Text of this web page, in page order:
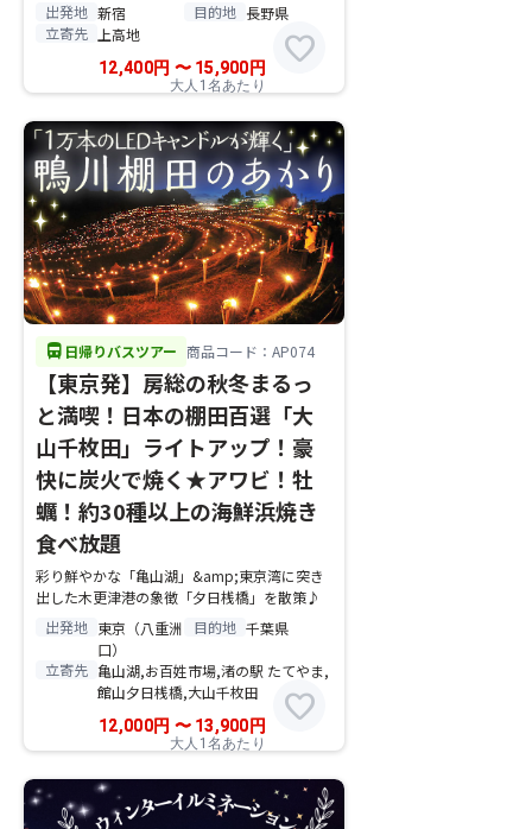
出発地 新宿 目的地 長野県
立寄先
上高地
12,400円 〜15,900 円
大人1名あたり
favorite
directions_bus 日帰りバスツアー 商品コード：AP074
【東京発】房総の秋冬まるっ
と満喫！日本の棚田百選「大
山千枚田」ライトアップ！豪
快に炭火で焼く★アワビ！牡
蠣！約30種以上の海鮮浜焼き
食べ放題
彩り鮮やかな「亀山湖」&amp;東京湾に突き
出した木更津港の象徴「夕日桟橋」を散策♪
出発地 東京（八重洲
口）
目的地 千葉県
立寄先 亀山湖,お百姓市場,渚の駅 たてやま,
館山夕日桟橋,大山千枚田
12,000円 〜13,900 円
大人1名あたり
favorite